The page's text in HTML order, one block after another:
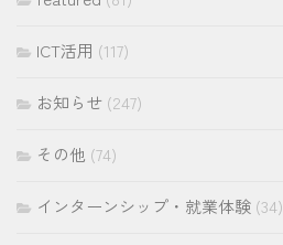
ICT活用 (117)
お知らせ (247)
その他 (74)
インターンシップ・就業体験 (34)